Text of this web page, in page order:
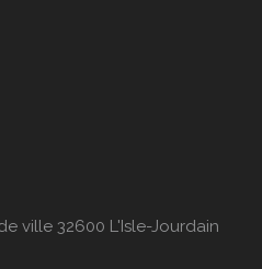
ville 32600 L'Isle-Jourdain